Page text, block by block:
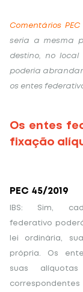
Comentários PEC
seria a mesma
destino, no
poderia abrandar
os entes
Os entes
fixação
PEC 45/2019
IBS: Sim,
federativo
lei ordinária,
própria. Os
suas alíquotas